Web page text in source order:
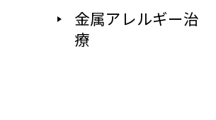
金属アレルギー治
療